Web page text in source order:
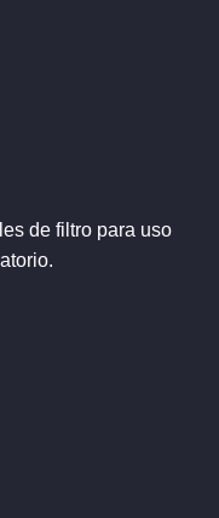
de filtro para uso